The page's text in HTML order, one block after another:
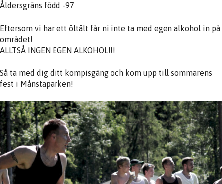
Åldersgräns född -97
Eftersom vi har ett öltält får ni inte ta med egen alkohol in på
området!
ALLTSÅ INGEN EGEN ALKOHOL!!!
Så ta med dig ditt kompisgäng och kom upp till sommarens
fest i Månstaparken!